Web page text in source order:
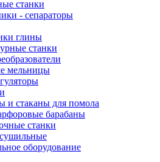
станки
- сепараторы
глины
станки
мельницы
и стаканы для помола
барабаны
станки
оборудование